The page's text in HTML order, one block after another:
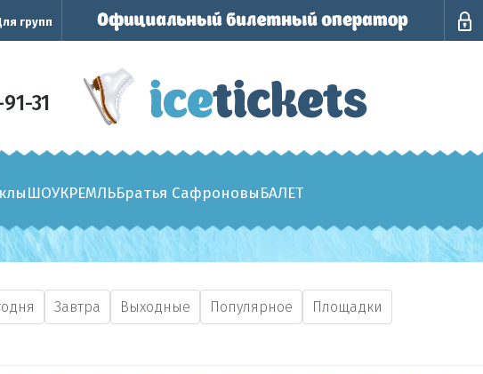
групп
31
ШОУКРЕМЛЬБратья СафроновыБАЛЕТ
Завтра Выходные Популярное Площадки